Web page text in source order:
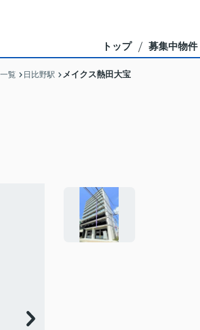
トップ 募集中物件
覧 日比野駅 メイクス熱田大宝